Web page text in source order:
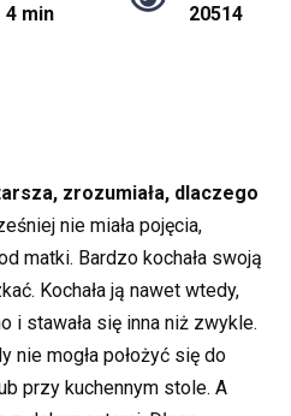
4 min 20514
zrozumiała, dlaczego
nie miała pojęcia,
matki. Bardzo kochała swoją
Kochała ją nawet wtedy,
i stawała się inna niż zwykle.
nie mogła położyć się do
przy kuchennym stole. A